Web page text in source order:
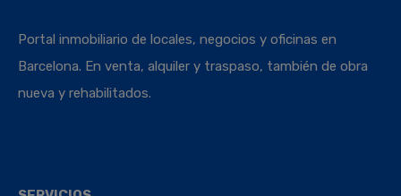
Portal inmobiliario de locales, negocios y oficinas en
Barcelona. En venta, alquiler y traspaso, también de obra
nueva y rehabilitados.